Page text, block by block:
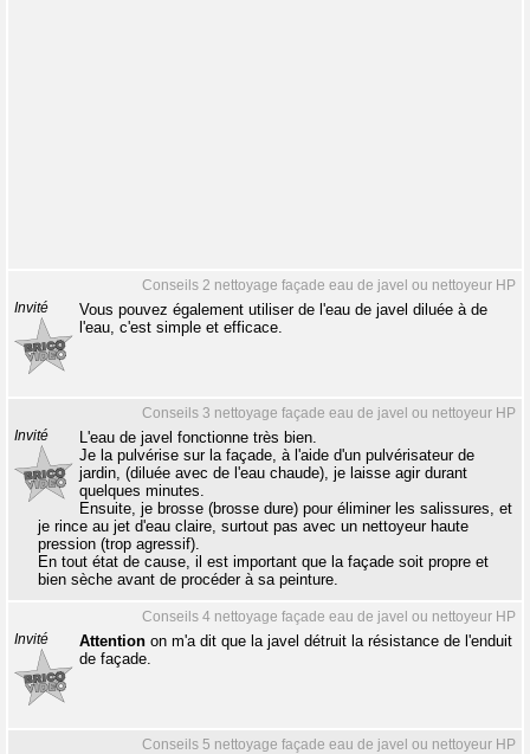
Conseils 2 nettoyage façade eau de javel ou nettoyeur HP
Invité
Vous pouvez également utiliser de l'eau de javel diluée à de
l'eau, c'est simple et efficace.
Conseils 3 nettoyage façade eau de javel ou nettoyeur HP
Invité
L'eau de javel fonctionne très bien.
Je la pulvérise sur la façade, à l'aide d'un pulvérisateur de
jardin, (diluée avec de l'eau chaude), je laisse agir durant
quelques minutes.
Ensuite, je brosse (brosse dure) pour éliminer les salissures, et
je rince au jet d'eau claire, surtout pas avec un nettoyeur haute
pression (trop agressif).
En tout état de cause, il est important que la façade soit propre et
bien sèche avant de procéder à sa peinture.
Conseils 4 nettoyage façade eau de javel ou nettoyeur HP
Invité Attention on m'a dit que la javel détruit la résistance de l'enduit
de façade.
Conseils 5 nettoyage façade eau de javel ou nettoyeur HP